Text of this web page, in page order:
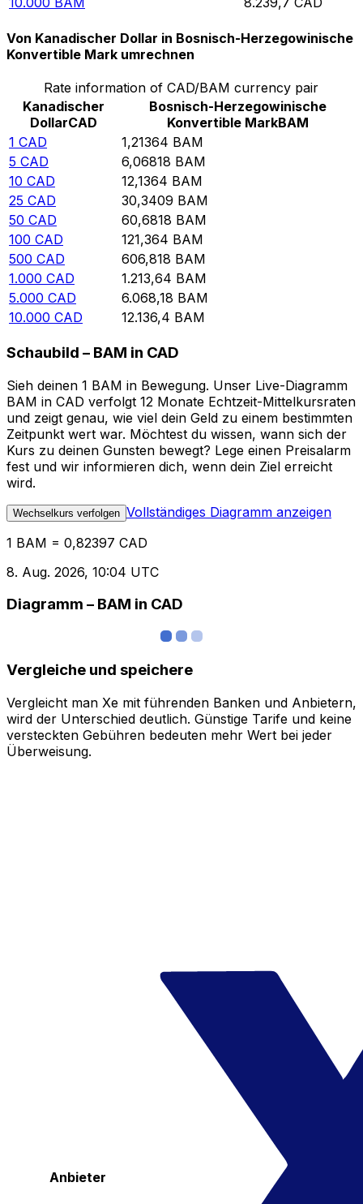
Von Kanadischer Dollar in Bosnisch-Herzegowinische
Konvertible Mark umrechnen
Rate information of CAD/BAM currency pair
Kanadischer
DollarCAD
Bosnisch-Herzegowinische
Konvertible MarkBAM
1 CAD 1,21364 BAM
5 CAD 6,06818 BAM
10 CAD 12,1364 BAM
25 CAD 30,3409 BAM
50 CAD 60,6818 BAM
100 CAD 121,364 BAM
500 CAD 606,818 BAM
1.000 CAD 1.213,64 BAM
5.000 CAD 6.068,18 BAM
10.000 CAD 12.136,4 BAM
Schaubild – BAM in CAD
Sieh deinen 1 BAM in Bewegung. Unser Live-Diagramm
BAM in CAD verfolgt 12 Monate Echtzeit-Mittelkursraten
und zeigt genau, wie viel dein Geld zu einem bestimmten
Zeitpunkt wert war. Möchtest du wissen, wann sich der
Kurs zu deinen Gunsten bewegt? Lege einen Preisalarm
fest und wir informieren dich, wenn dein Ziel erreicht
wird.
Wechselkurs verfolgen Vollständiges Diagramm anzeigen
1 BAM = 0,82397 CAD
8. Aug. 2026, 10:04 UTC
Diagramm – BAM in CAD
Vergleiche und speichere
Vergleicht man Xe mit führenden Banken und Anbietern,
wird der Unterschied deutlich. Günstige Tarife und keine
versteckten Gebühren bedeuten mehr Wert bei jeder
Überweisung.
Anbieter